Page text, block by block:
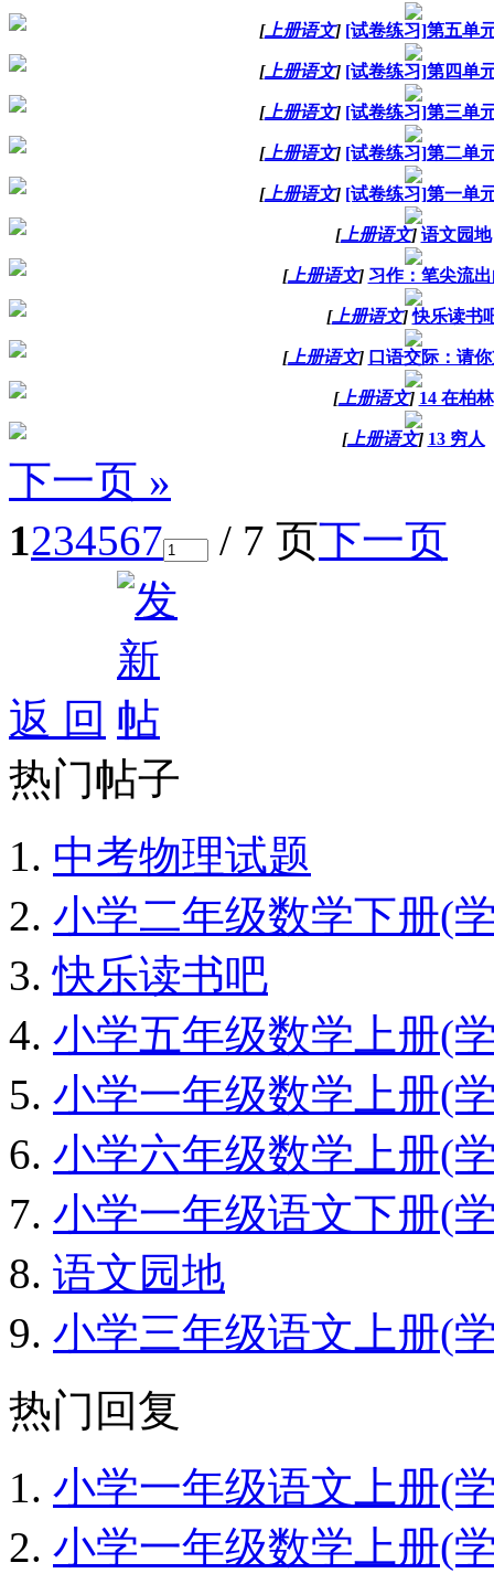
[上册语文] [试卷练习]第五单
[上册语文] [试卷练习]第四单
[上册语文] [试卷练习]第三单
[上册语文] [试卷练习]第二单
[上册语文] [试卷练习]第一单
[上册语文] 语文园地
[上册语文] 习作：笔尖流
[上册语文] 快乐读书
[上册语文] 口语交际：请
[上册语文] 14 在柏林
[上册语文] 13 穷人
下一页 »
1234567 / 7 页下一页
返 回
热门帖子
中考物理试题
小学二年级数学下册(
快乐读书吧
小学五年级数学上册(
小学一年级数学上册(
小学六年级数学上册(
小学一年级语文下册(
语文园地
小学三年级语文上册(
热门回复
小学一年级语文上册(
小学一年级数学上册(